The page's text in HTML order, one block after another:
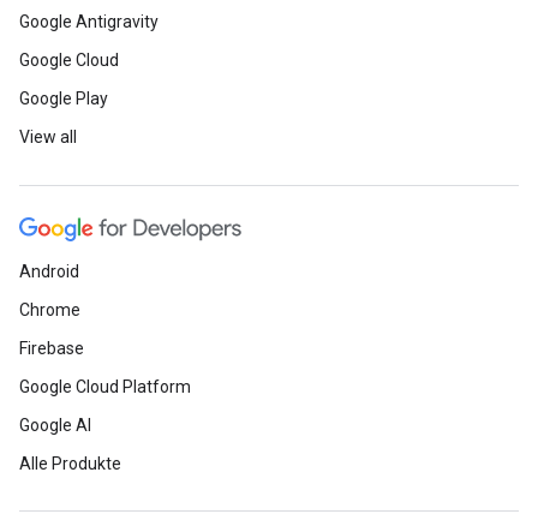
Google Antigravity
Google Cloud
Google Play
View all
Android
Chrome
Firebase
Google Cloud Platform
Google AI
Alle Produkte